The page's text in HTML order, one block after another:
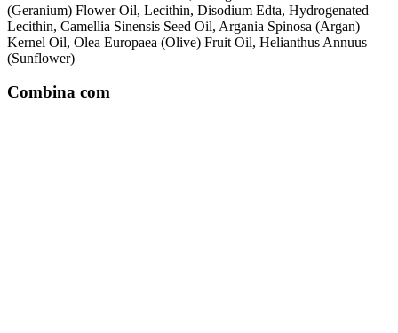
(Geranium) Flower Oil, Lecithin, Disodium Edta, Hydrogenated
Lecithin, Camellia Sinensis Seed Oil, Argania Spinosa (Argan)
Kernel Oil, Olea Europaea (Olive) Fruit Oil, Helianthus Annuus
(Sunflower)
Combina com